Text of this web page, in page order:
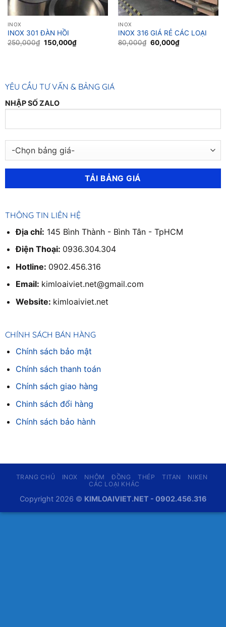
INOX
INOX 301 ĐÀN HỒI
250,000₫ Original
price
150,000₫Current
price
INOX
INOX 316 GIÁ RẺ CÁC LOẠI
80,000₫ Original
price
60,000₫Current
price
YÊU CẦU TƯ VẤN & BẢNG GIÁ
NHẬP SỐ ZALO
THÔNG TIN LIÊN HỆ
Địa chỉ: 145 Bình Thành - Bình Tân - TpHCM
Điện Thoại: 0936.304.304
Hotline: 0902.456.316
Email: kimloaiviet.net@gmail.com
Website: kimloaiviet.net
CHÍNH SÁCH BÁN HÀNG
Chính sách bảo mật
Chính sách thanh toán
Chính sách giao hàng
Chinh sách đổi hàng
Chính sách bảo hành
TRANG CHỦ INOX NHÔM ĐỒNG THÉP TITAN
NIKEN
CÁC LOẠI KHÁC
Copyright 2026 © KIMLOAIVIET.NET - 0902.456.316